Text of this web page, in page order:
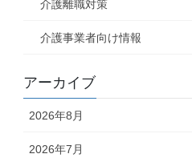
介護離職対策
介護事業者向け情報
アーカイブ
2026年8月
2026年7月